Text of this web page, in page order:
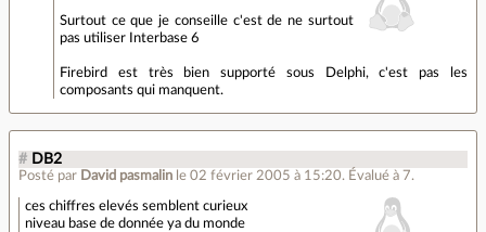
Surtout ce que je conseille c'est de ne surtout
pas utiliser Interbase 6
Firebird est très bien supporté sous Delphi, c'est pas les
composants qui manquent.
# DB2
Posté par David pasmalin le 02 février 2005 à 15:20. Évalué à 7.
ces chiffres elevés semblent curieux
niveau base de donnée ya du monde